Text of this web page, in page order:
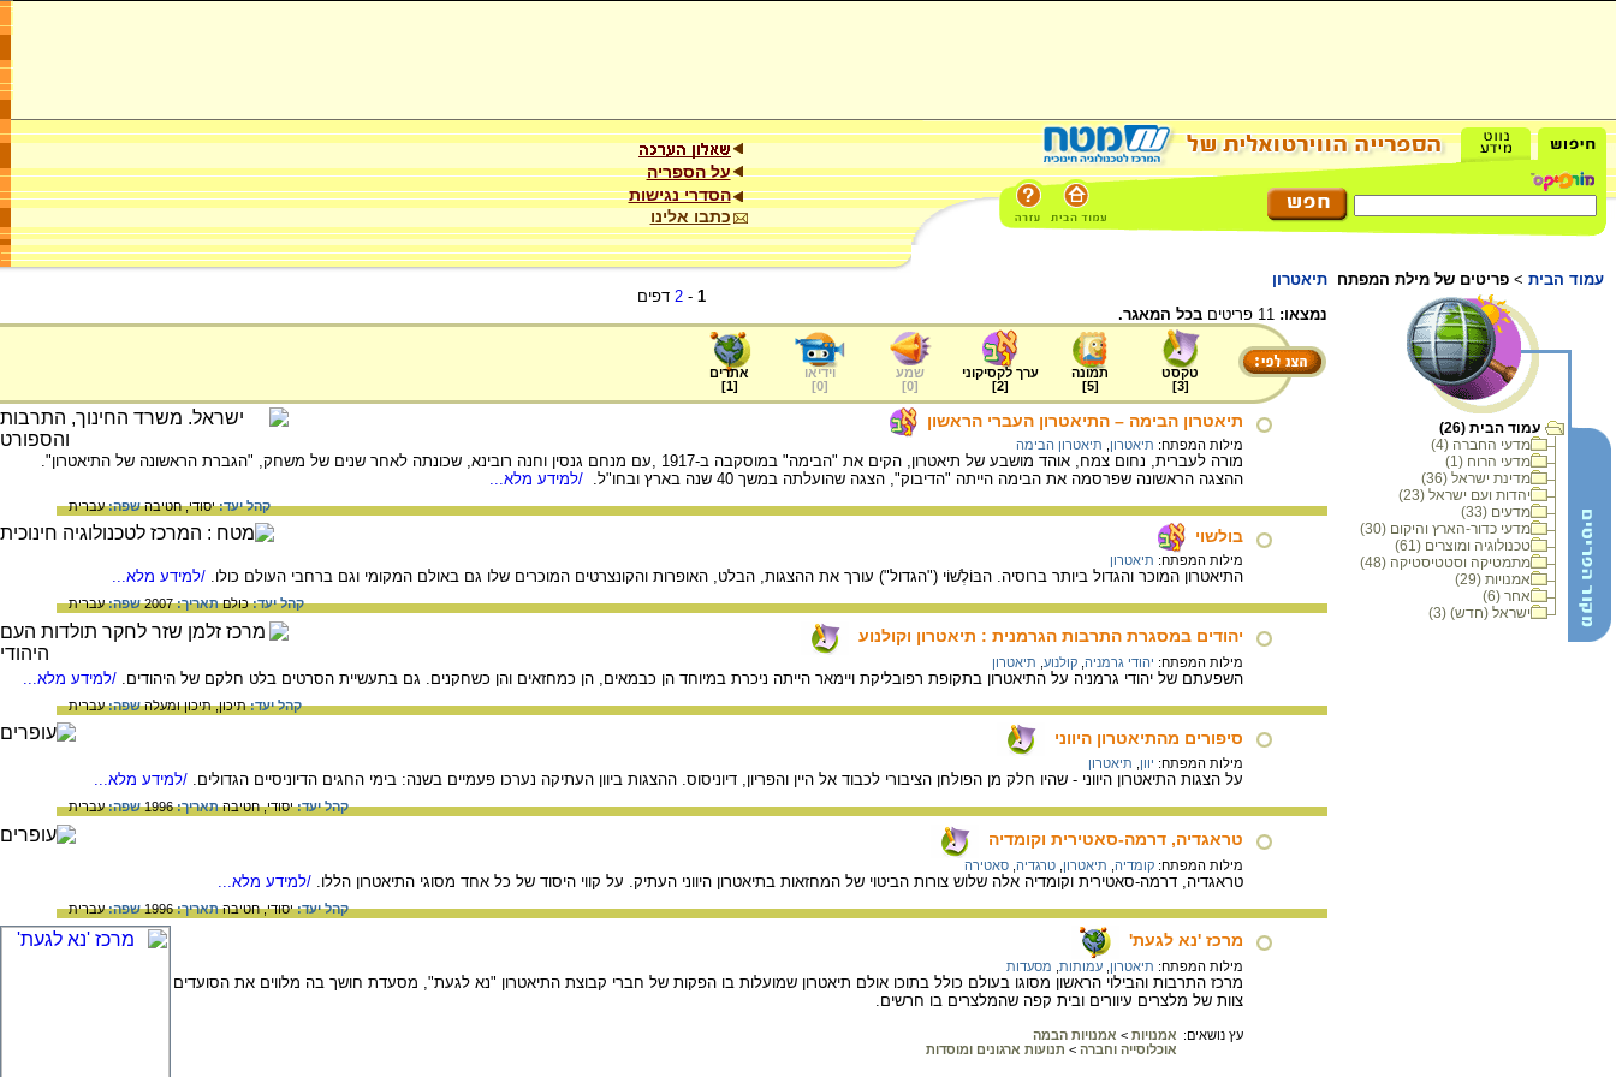
על הספריה
הסדרי נגישות
כתבו אלינו
עמוד הבית > פריטים של מילת המפתח תיאטרון
עמוד הבית (26)
מדעי החברה (4)
מדעי הרוח (1)
מדינת ישראל (36)
יהדות ועם ישראל (23)
מדעים (33)
מדעי כדור-הארץ והיקום (30)
טכנולוגיה ומוצרים (61)
מתמטיקה וסטטיסטיקה (48)
אמנויות (29)
אחר (6)
ישראל (חדש) (3)
1
-
2 דפים
נמצאו:
בכל המאגר.
טקסט
[
3
]
תמונה
[
5
]
ערך לקסיקוני
[
2
]
שמע
[
0
]
וידיאו
[
0
]
אתרים
[
1
]
תיאטרון הבימה – התיאטרון העברי הראשון
מילות המפתח: תיאטרון תיאטרון הבימה
מורה לעברית, נחום צמח, אוהד מושבע של תיאטרון, הקים את "הבימה" במוסקבה ב-1917 ,עם מנחם גנסין וחנה רובינא, שכונתה לאחר שנים של משחק, "הגברת הראשונה של התיאטרון".
ההצגה הראשונה שפרסמה את הבימה הייתה "הדיבוק", הצגה שהועלתה במשך 40 שנה בארץ ובחו"ל.
/למידע מלא...
קהל יעד:יסודי,חטיבהשפה:עברית
בולשוי
מילות המפתח: תיאטרון
התיאטרון המוכר והגדול ביותר ברוסיה. הבּוֹלְשׁוֹי ("הגדול") עורך את ההצגות, הבלט, האופרות והקונצרטים המוכרים שלו גם באולם המקומי וגם ברחבי העולם כולו. /למידע מלא...
קהל יעד:כולםתאריך:2007 שפה:עברית
יהודים במסגרת התרבות הגרמנית : תיאטרון וקולנוע
מילות המפתח: יהודי גרמניה קולנוע תיאטרון
השפעתם של יהודי גרמניה על התיאטרון בתקופת רפובליקת ויימאר הייתה ניכרת במיוחד הן כבמאים, הן כמחזאים והן כשחקנים. גם בתעשיית הסרטים בלט חלקם של היהודים. /למידע מלא...
קהל יעד:תיכון,תיכון ומעלהשפה:עברית
סיפורים מהתיאטרון היווני
מילות המפתח: יוון תיאטרון
על הצגות התיאטרון היווני - שהיו חלק מן הפולחן הציבורי לכבוד אל היין והפריון, דיוניסוס. ההצגות ביוון העתיקה נערכו פעמיים בשנה: בימי החגים הדיוניסיים הגדולים. /למידע מלא...
קהל יעד:יסודי,חטיבהתאריך:1996 שפה:עברית
טראגדיה, דרמה-סאטירית וקומדיה
מילות המפתח: קומדיה תיאטרון טרגדיה סאטירה
טראגדיה, דרמה-סאטירית וקומדיה אלה שלוש צורות הביטוי של המחזאות בתיאטרון היווני העתיק. על קווי היסוד של כל אחד מסוגי התיאטרון הללו. /למידע מלא...
קהל יעד:יסודי,חטיבהתאריך:1996 שפה:עברית
מרכז 'נא לגעת'
מילות המפתח: תיאטרון עמותות מסעדות
מרכז התרבות והבילוי הראשון מסוגו בעולם כולל בתוכו אולם תיאטרון שמועלות בו הפקות של חברי קבוצת התיאטרון "נא לגעת", מסעדת חושך בה מלווים את הסועדים
צוות של מלצרים עיוורים ובית קפה שהמלצרים בו חרשים.
עץ נושאים: אמנויות > אמנויות הבמה
אוכלוסייה וחברה > תנועות ארגונים ומוסדות